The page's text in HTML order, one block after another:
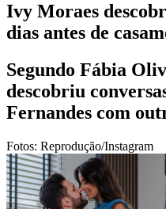
Ivy Moraes
dias antes de
Segundo Fábia
descobriu
Fernandes com
Fotos: Reprodução/Instagram